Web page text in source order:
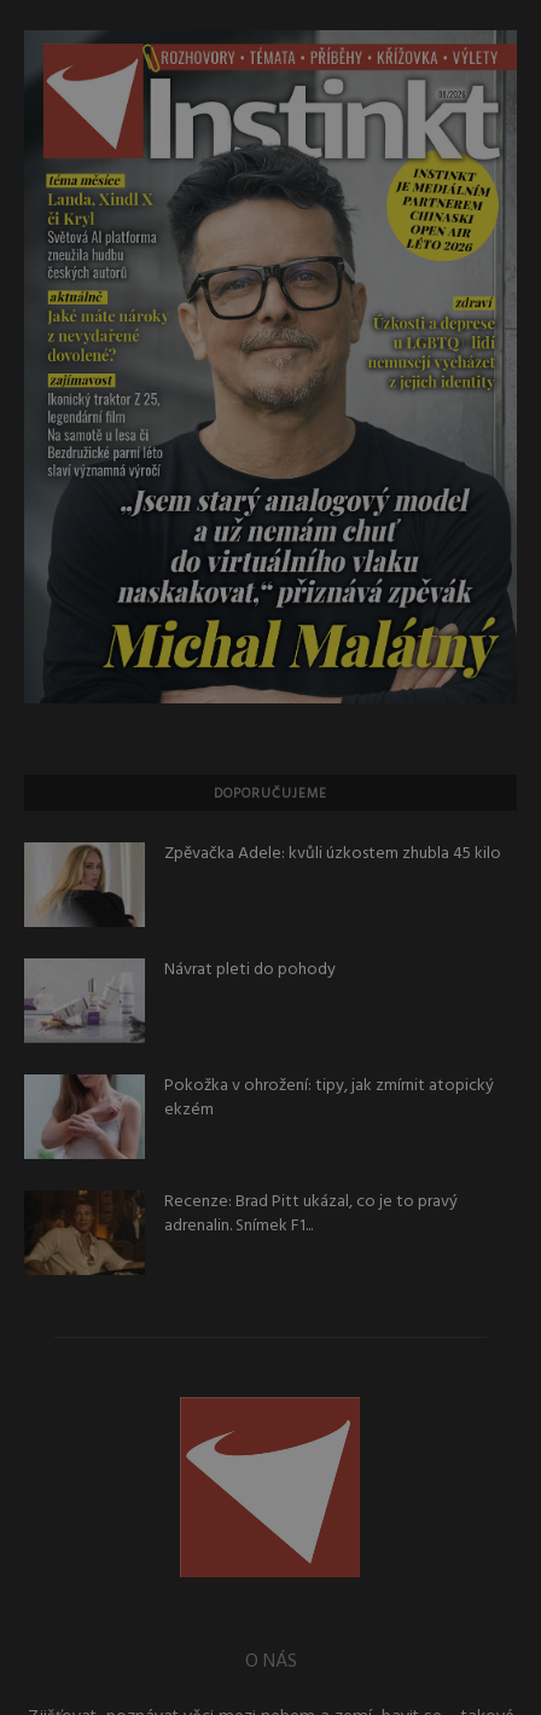
DOPORUČUJEME
Zpěvačka Adele: kvůli úzkostem zhubla 45 kilo
Návrat pleti do pohody
Pokožka v ohrožení: tipy, jak zmírnit atopický
ekzém
Recenze: Brad Pitt ukázal, co je to pravý
adrenalin. Snímek F1...
O NÁS